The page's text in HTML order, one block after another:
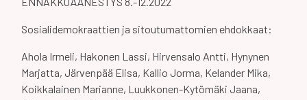
Sosialidemokraattien ja sitoutumattomien ehdokkaat:
Ahola Irmeli, Hakonen Lassi, Hirvensalo Antti, Hynynen
Marjatta, Järvenpää Elisa, Kallio Jorma, Kelander Mika,
Koikkalainen Marianne, Luukkonen-Kytömäki Jaana,